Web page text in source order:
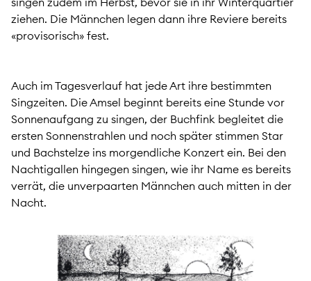
ziehen. Die Männchen legen dann ihre Reviere bereits
«provisorisch» fest.
Auch im Tagesverlauf hat jede Art ihre bestimmten
Singzeiten. Die Amsel beginnt bereits eine Stunde vor
Sonnenaufgang zu singen, der Buchfink begleitet die
ersten Sonnenstrahlen und noch später stimmen Star
und Bachstelze ins morgendliche Konzert ein. Bei den
Nachtigallen hingegen singen, wie ihr Name es bereits
verrät, die unverpaarten Männchen auch mitten in der
Nacht.